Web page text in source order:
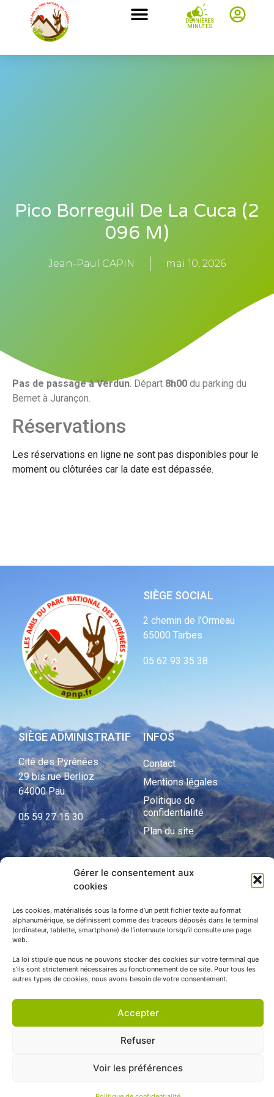
Gérer le consentement aux
cookies
Les cookies, matérialisés sous la forme d’un petit fichier texte au format
alphanumérique, se définissent comme des traceurs déposés dans le terminal
(ordinateur, tablette, smartphone) de l’internaute lorsqu’il consulte une page
web.
La loi stipule que nous ne pouvons stocker des cookies sur votre terminal que
s’ils sont strictement nécessaires au fonctionnement de ce site. Pour tous les
autres types de cookies, nous avons besoin de votre consentement.
Accepter
Refuser
Voir les préférences
DERNIÈRES
MINUTES
Pico Borreguil De La Cuca (2
096 M)
Jean-Paul CAPIN mai 10, 2026
Pas de passage à Verdun . Départ 8h00 du parking du
Bernet à Jurançon.
Réservations
Les réservations en ligne ne sont pas disponibles pour le
moment ou clôturées car la date est dépassée.
SIÈGE SOCIAL
2 chemin de l’Ormeau
65000 Tarbes
05 62 93 35 38
SIÈGE ADMINISTRATIF
Cité des Pyrénées
29 bis rue Berlioz
64000 Pau
05 59 27 15 30
INFOS
Contact
Mentions légales
Politique de
confidentialité
Plan du site
Parc national des Pyrénées
© APNP Copyright Tous droits réservés © 1970 - 2023 | Une
réalisation Happiness -Agence de communication